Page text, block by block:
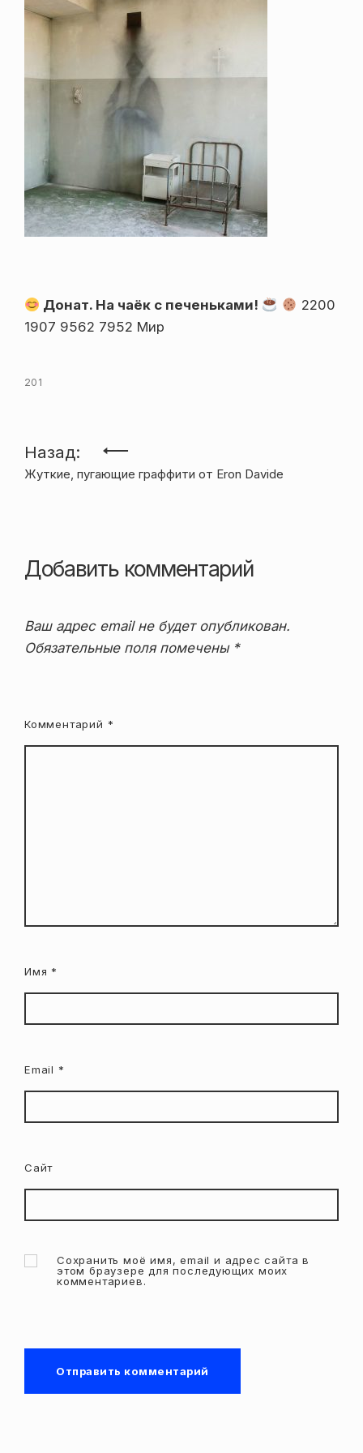
Донат. На чаёк с печеньками!
2200
1907 9562 7952 Мир
201
Навигация
по
Назад:
Жуткие, пугающие граффити от Eron Davide
Добавить комментарий
Ваш адрес email не будет опубликован.
Обязательные поля помечены *
Комментарий *
Имя *
Email *
Сайт
Сохранить моё имя, email и адрес сайта в
этом браузере для последующих моих
комментариев.